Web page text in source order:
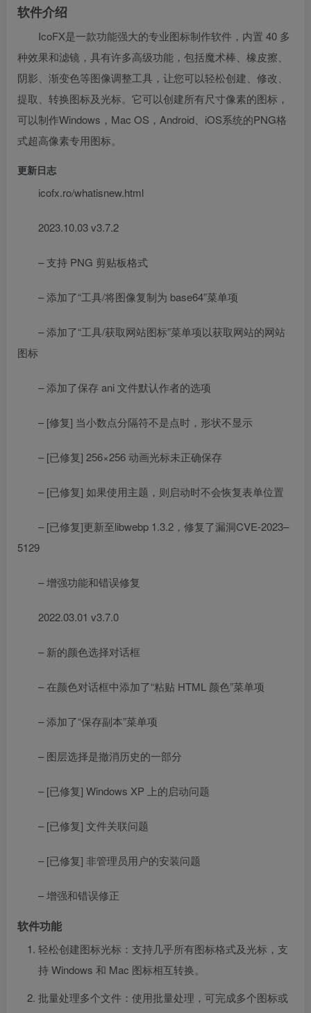
软件介绍
IcoFX是一款功能强大的专业图标制作软件，内置 40 多
种效果和滤镜，具有许多高级功能，包括魔术棒、橡皮擦、
阴影、渐变色等图像调整工具，让您可以轻松创建、修改、
提取、转换图标及光标。它可以创建所有尺寸像素的图标，
可以制作Windows，Mac OS，Android、iOS系统的PNG格
式超高像素专用图标。
更新日志
icofx.ro/whatisnew.html
2023.10.03 v3.7.2
– 支持 PNG 剪贴板格式
– 添加了“工具/将图像复制为 base64”菜单项
– 添加了“工具/获取网站图标”菜单项以获取网站的网站
图标
– 添加了保存 ani 文件默认作者的选项
– [修复] 当小数点分隔符不是点时，形状不显示
– [已修复] 256×256 动画光标未正确保存
– [已修复] 如果使用主题，则启动时不会恢复表单位置
– [已修复]更新至libwebp 1.3.2，修复了漏洞CVE-2023–
5129
– 增强功能和错误修复
2022.03.01 v3.7.0
– 新的颜色选择对话框
– 在颜色对话框中添加了“粘贴 HTML 颜色”菜单项
– 添加了“保存副本”菜单项
– 图层选择是撤消历史的一部分
– [已修复] Windows XP 上的启动问题
– [已修复] 文件关联问题
– [已修复] 非管理员用户的安装问题
– 增强和错误修正
软件功能
轻松创建图标光标：支持几乎所有图标格式及光标，支
持 Windows 和 Mac 图标相互转换。
批量处理多个文件：使用批量处理，可完成多个图标或